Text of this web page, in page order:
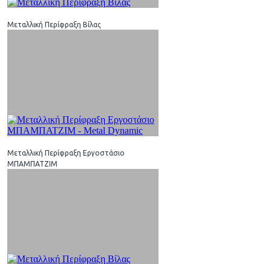
Μεταλλική Περίφραξη Βίλας
Μεταλλική Περίφραξη Εργοστάσιο
ΜΠΑΜΠΑΤΖΙΜ